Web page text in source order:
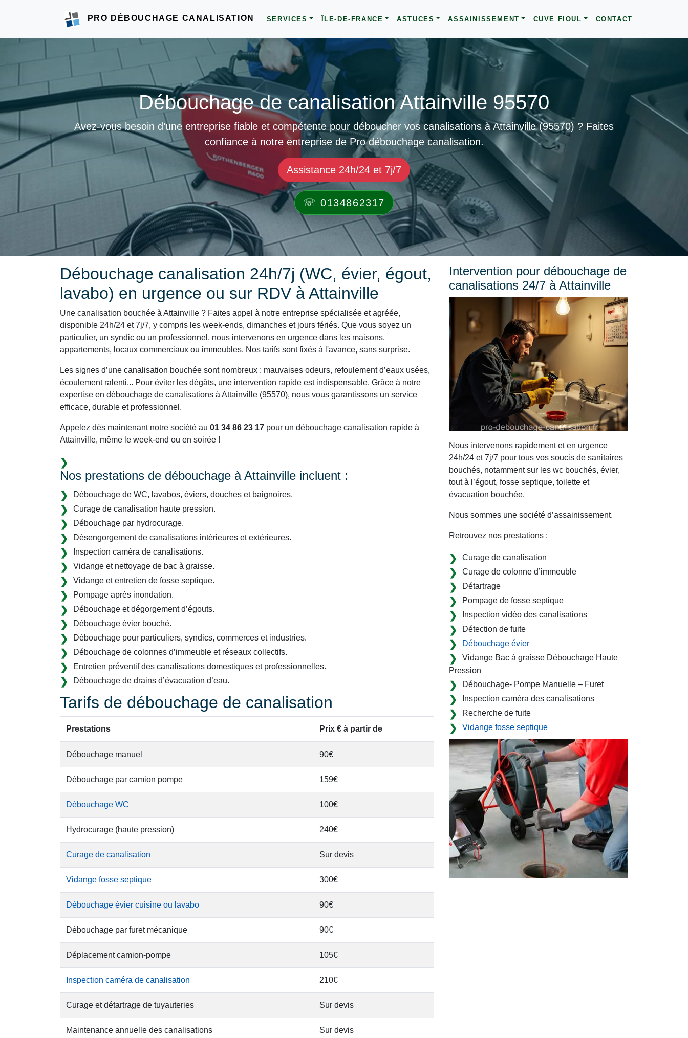
PRO DÉBOUCHAGE CANALISATION SERVICES ÎLE-DE-FRANCE ASTUCES ASSAINISSEMENT CUVE FIOUL CONTACT
Débouchage de canalisation Attainville 95570
Avez-vous besoin d’une entreprise fiable et compétente pour déboucher vos canalisations à Attainville (95570) ? Faites
confiance à notre entreprise de Pro débouchage canalisation.
Assistance 24h/24 et 7j/7
☏ 0134862317
Débouchage canalisation 24h/7j (WC, évier, égout,
lavabo) en urgence ou sur RDV à Attainville
Une canalisation bouchée à Attainville ? Faites appel à notre entreprise spécialisée et agréée,
disponible 24h/24 et 7j/7, y compris les week-ends, dimanches et jours fériés. Que vous soyez un
particulier, un syndic ou un professionnel, nous intervenons en urgence dans les maisons,
appartements, locaux commerciaux ou immeubles. Nos tarifs sont fixés à l'avance, sans surprise.
Les signes d’une canalisation bouchée sont nombreux : mauvaises odeurs, refoulement d’eaux usées,
écoulement ralenti... Pour éviter les dégâts, une intervention rapide est indispensable. Grâce à notre
expertise en débouchage de canalisations à Attainville (95570), nous vous garantissons un service
efficace, durable et professionnel.
Appelez dès maintenant notre société au 01 34 86 23 17 pour un débouchage canalisation rapide à
Attainville, même le week-end ou en soirée !
Nos prestations de débouchage à Attainville incluent :
Débouchage de WC, lavabos, éviers, douches et baignoires.
Curage de canalisation haute pression.
Débouchage par hydrocurage.
Désengorgement de canalisations intérieures et extérieures.
Inspection caméra de canalisations.
Vidange et nettoyage de bac à graisse.
Vidange et entretien de fosse septique.
Pompage après inondation.
Débouchage et dégorgement d’égouts.
Débouchage évier bouché.
Débouchage pour particuliers, syndics, commerces et industries.
Débouchage de colonnes d’immeuble et réseaux collectifs.
Entretien préventif des canalisations domestiques et professionnelles.
Débouchage de drains d’évacuation d’eau.
Tarifs de débouchage de canalisation
Prestations Prix € à partir de
Débouchage manuel 90€
Débouchage par camion pompe 159€
Débouchage WC 100€
Hydrocurage (haute pression) 240€
Curage de canalisation Sur devis
Vidange fosse septique 300€
Débouchage évier cuisine ou lavabo 90€
Débouchage par furet mécanique 90€
Déplacement camion-pompe 105€
Inspection caméra de canalisation 210€
Curage et détartrage de tuyauteries Sur devis
Maintenance annuelle des canalisations Sur devis
Intervention pour débouchage de
canalisations 24/7 à Attainville
Nous intervenons rapidement et en urgence
24h/24 et 7j/7 pour tous vos soucis de sanitaires
bouchés, notamment sur les wc bouchés, évier,
tout à l’égout, fosse septique, toilette et
évacuation bouchée.
Nous sommes une société d’assainissement.
Retrouvez nos prestations :
Curage de canalisation
Curage de colonne d’immeuble
Détartrage
Pompage de fosse septique
Inspection vidéo des canalisations
Détection de fuite
Débouchage évier
Vidange Bac à graisse Débouchage Haute
Pression
Débouchage- Pompe Manuelle – Furet
Inspection caméra des canalisations
Recherche de fuite
Vidange fosse septique